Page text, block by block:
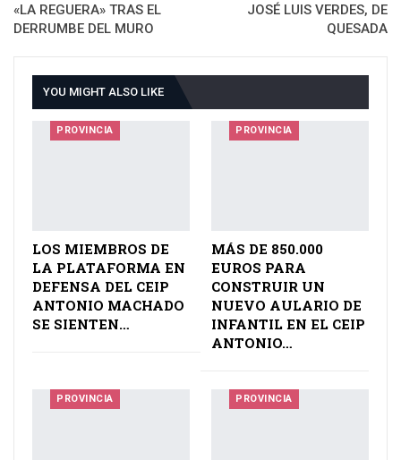
«LA REGUERA» TRAS EL
DERRUMBE DEL MURO
JOSÉ LUIS VERDES, DE
QUESADA
YOU MIGHT ALSO LIKE
PROVINCIA
LOS MIEMBROS DE
LA PLATAFORMA EN
DEFENSA DEL CEIP
ANTONIO MACHADO
SE SIENTEN…
PROVINCIA
MÁS DE 850.000
EUROS PARA
CONSTRUIR UN
NUEVO AULARIO DE
INFANTIL EN EL CEIP
ANTONIO…
PROVINCIA PROVINCIA